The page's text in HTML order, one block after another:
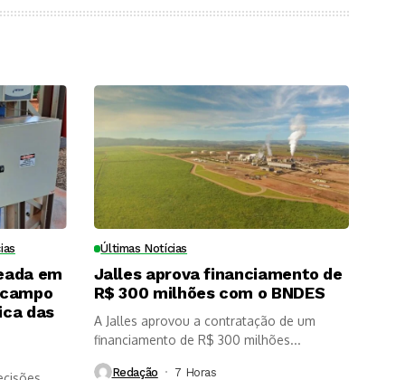
em
das
Últimas Notícias
Jalles aprova financiamento de
R$ 300 milhões com o BNDES
A Jalles aprovou a contratação de um
financiamento de R$ 300 milhões...
Redação 7 Horas ⁮